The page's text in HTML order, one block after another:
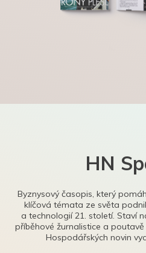
HN
Byznysový časopis, který
klíčová témata ze světa
a technologií 21. století. Staví
příběhové žurnalistice a
Hospodářských novin